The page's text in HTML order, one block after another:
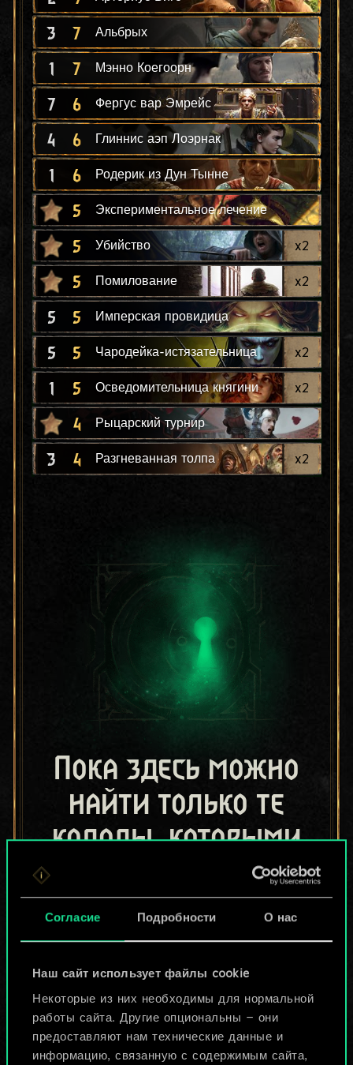
Согласие Подробности О нас
Наш сайт использует файлы cookie
Некоторые из них необходимы для нормальной
работы сайта. Другие опциональны — они
предоставляют нам технические данные и
информацию, связанную с содержимым сайта,
3 7 Альбрых
1 7 Мэнно Коегоорн
7 6 Фергус вар Эмрейс
4 6 Глиннис аэп Лоэрнак
1 6 Родерик из Дун Тынне
5 Экспериментальное лечение
5 Убийство x2
5 Помилование x2
5 5 Имперская провидица
5 5 Чародейка-истязательница x2
1 5 Осведомительница княгини x2
4 Рыцарский турнир
3 4 Разгневанная толпа x2
Пока здесь можно
найти только те
колоды, которыми
поделились другие
игроки.
Но их может быть
больше!
Назвать колоду и описать её